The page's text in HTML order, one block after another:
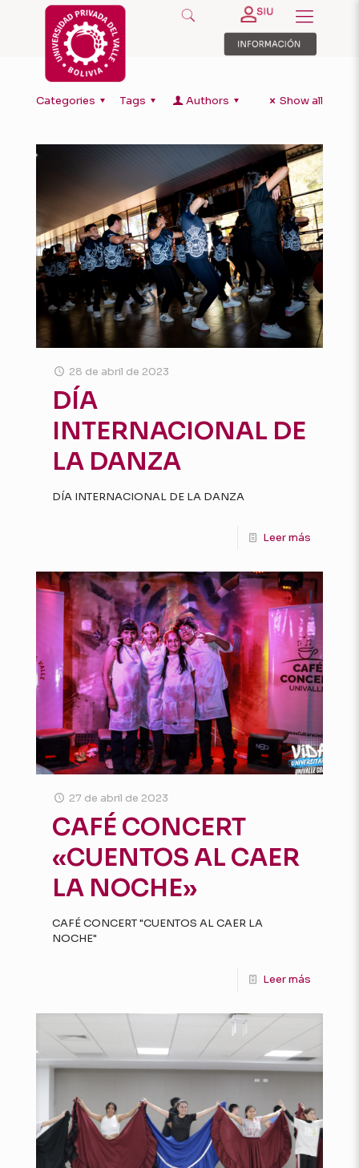
Categories Tags Authors Show all
28 de abril de 2023
DÍA
INTERNACIONAL DE
LA DANZA
DÍA INTERNACIONAL DE LA DANZA
Leer más
27 de abril de 2023
CAFÉ CONCERT
«CUENTOS AL CAER
LA NOCHE»
CAFÉ CONCERT "CUENTOS AL CAER LA
NOCHE"
Leer más